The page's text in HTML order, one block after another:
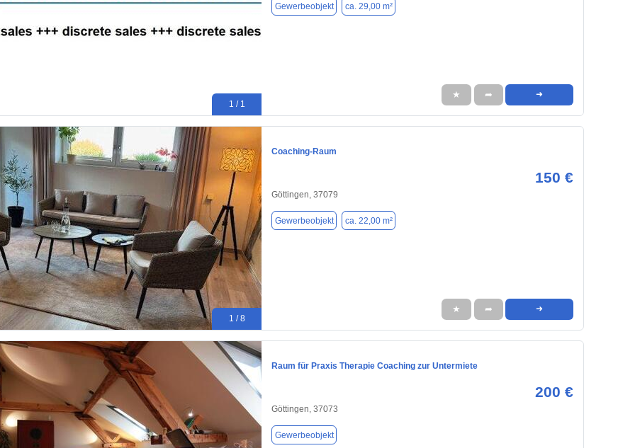
1 / 1
Gewerbeobjekt ca. 29,00 m²
★ ➦ ➜
1 / 8
Coaching-Raum
150 €
Göttingen, 37079
Gewerbeobjekt ca. 22,00 m²
★ ➦ ➜
Raum für Praxis Therapie Coaching zur Untermiete
200 €
Göttingen, 37073
Gewerbeobjekt